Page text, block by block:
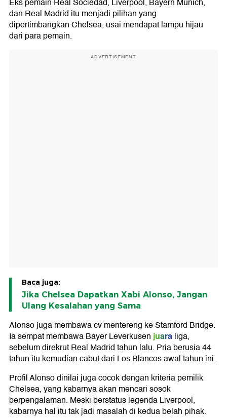
Eks pemain Real Sociedad, Liverpool, Bayern Munich,
dan Real Madrid itu menjadi pilihan yang
dipertimbangkan Chelsea, usai mendapat lampu hijau
dari para pemain.
ADVERTISEMENT
Baca juga:
Jika Chelsea Dapatkan Xabi Alonso, Jangan
Ulang Kesalahan yang Sama
Alonso juga membawa cv mentereng ke Stamford Bridge.
Ia sempat membawa Bayer Leverkusenjuaraliga,
sebelum direkrut Real Madrid tahun lalu. Pria berusia 44
tahun itu kemudian cabut dari Los Blancos awal tahun ini.
Profil Alonso dinilai juga cocok dengan kriteria pemilik
Chelsea, yang kabarnya akan mencari sosok
berpengalaman. Meski berstatus legenda Liverpool,
kabarnya hal itu tak jadi masalah di kedua belah pihak.